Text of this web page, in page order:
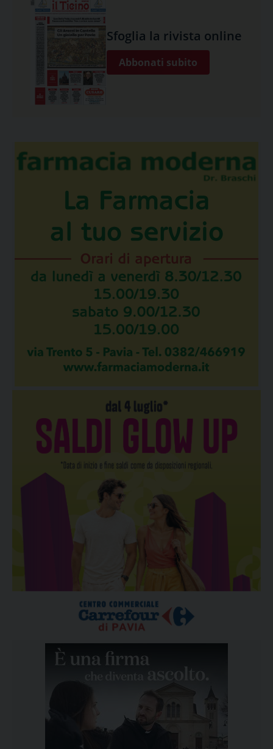
Sfoglia la rivista online
Abbonati subito